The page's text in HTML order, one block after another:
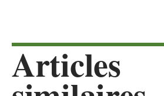
Articles